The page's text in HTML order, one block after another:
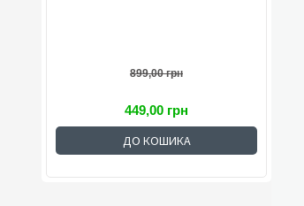
899,00 грн
449,00 грн
ДО КОШИКА